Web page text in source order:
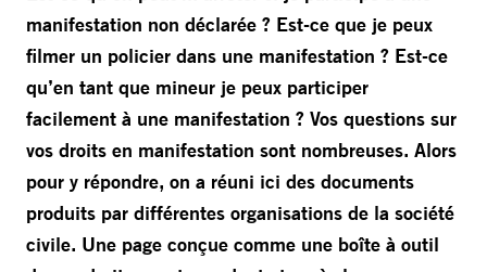
manifestation non déclarée ? Est-ce que je peux
filmer un policier dans une manifestation ? Est-ce
qu’en tant que mineur je peux participer
facilement à une manifestation ? Vos questions sur
vos droits en manifestation sont nombreuses. Alors
pour y répondre, on a réuni ici des documents
produits par différentes organisations de la société
civile. Une page conçue comme une boîte à outil